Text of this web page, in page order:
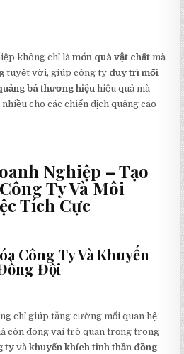
không chỉ làmón quà vật chất mà
tuyệt vời, giúp công ty duy trì mối
bá thương hiệu hiệu quả mà
cho các chiến dịch quảng cáo
Nghiệp – Tạo
Ty Và Môi
Tích Cực
Công Ty Và Khuyến
Đội
chỉ giúp tăng cường mối quan hệ
còn đóng vai trò quan trọng trong
ty vàkhuyến khích tinh thần đồng